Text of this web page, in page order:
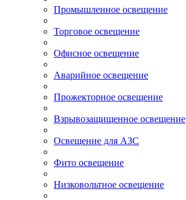
Промышленное освещение
Торговое освещение
Офисное освещение
Аварийное освещение
Прожекторное освещение
Взрывозащищенное освещение
Освещение для АЗС
Фито освещение
Низковольтное освещение